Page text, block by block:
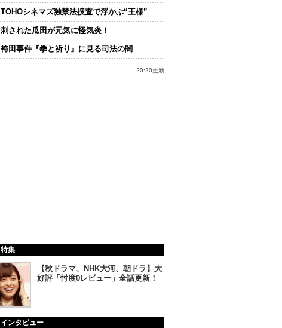
TOHOシネマズ独禁法捜査で浮かぶ“王様”
刺された瓜田が元気に怪気炎！
袴田事件『拳と祈り』に見る司法の闇
20:20更新
特集
【秋ドラマ、NHK大河、朝ドラ】大
好評「忖度0レビュー」全話更新！
インタビュー